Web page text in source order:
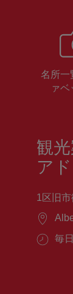
名所一
ァベ
観
ア
1区旧市
場
営
毎